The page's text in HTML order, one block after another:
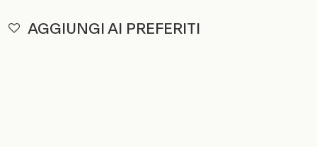
AGGIUNGI AI PREFERITI